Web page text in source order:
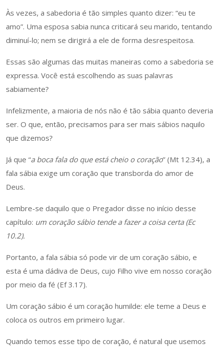
Às vezes, a sabedoria é tão simples quanto dizer: “eu te
amo”. Uma esposa sabia nunca criticará seu marido, tentando
diminuí-lo; nem se dirigirá a ele de forma desrespeitosa.
Essas são algumas das muitas maneiras como a sabedoria se
expressa. Você está escolhendo as suas palavras
sabiamente?
Infelizmente, a maioria de nós não é tão sábia quanto deveria
ser. O que, então, precisamos para ser mais sábios naquilo
que dizemos?
Já que “a boca fala do que está cheio o coração” (Mt 12.34), a
fala sábia exige um coração que transborda do amor de
Deus.
Lembre-se daquilo que o Pregador disse no início desse
capítulo: um coração sábio tende a fazer a coisa certa (Ec
10.2).
Portanto, a fala sábia só pode vir de um coração sábio, e
esta é uma dádiva de Deus, cujo Filho vive em nosso coração
por meio da fé (Ef 3.17).
Um coração sábio é um coração humilde: ele teme a Deus e
coloca os outros em primeiro lugar.
Quando temos esse tipo de coração, é natural que usemos